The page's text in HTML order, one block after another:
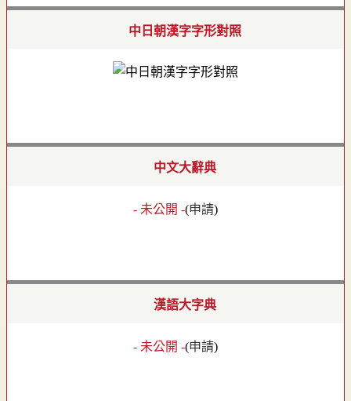
中日朝漢字字形對照
中文大辭典
- 未公開 -(申請)
漢語大字典
- 未公開 -(申請)